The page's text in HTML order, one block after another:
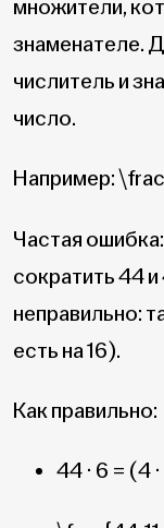
множители,
знаменателе.
числитель и
число.
Например:
Частая
сократить 44
неправильно:
есть на 16).
Как правильно:
44 · 6 = (4 ·